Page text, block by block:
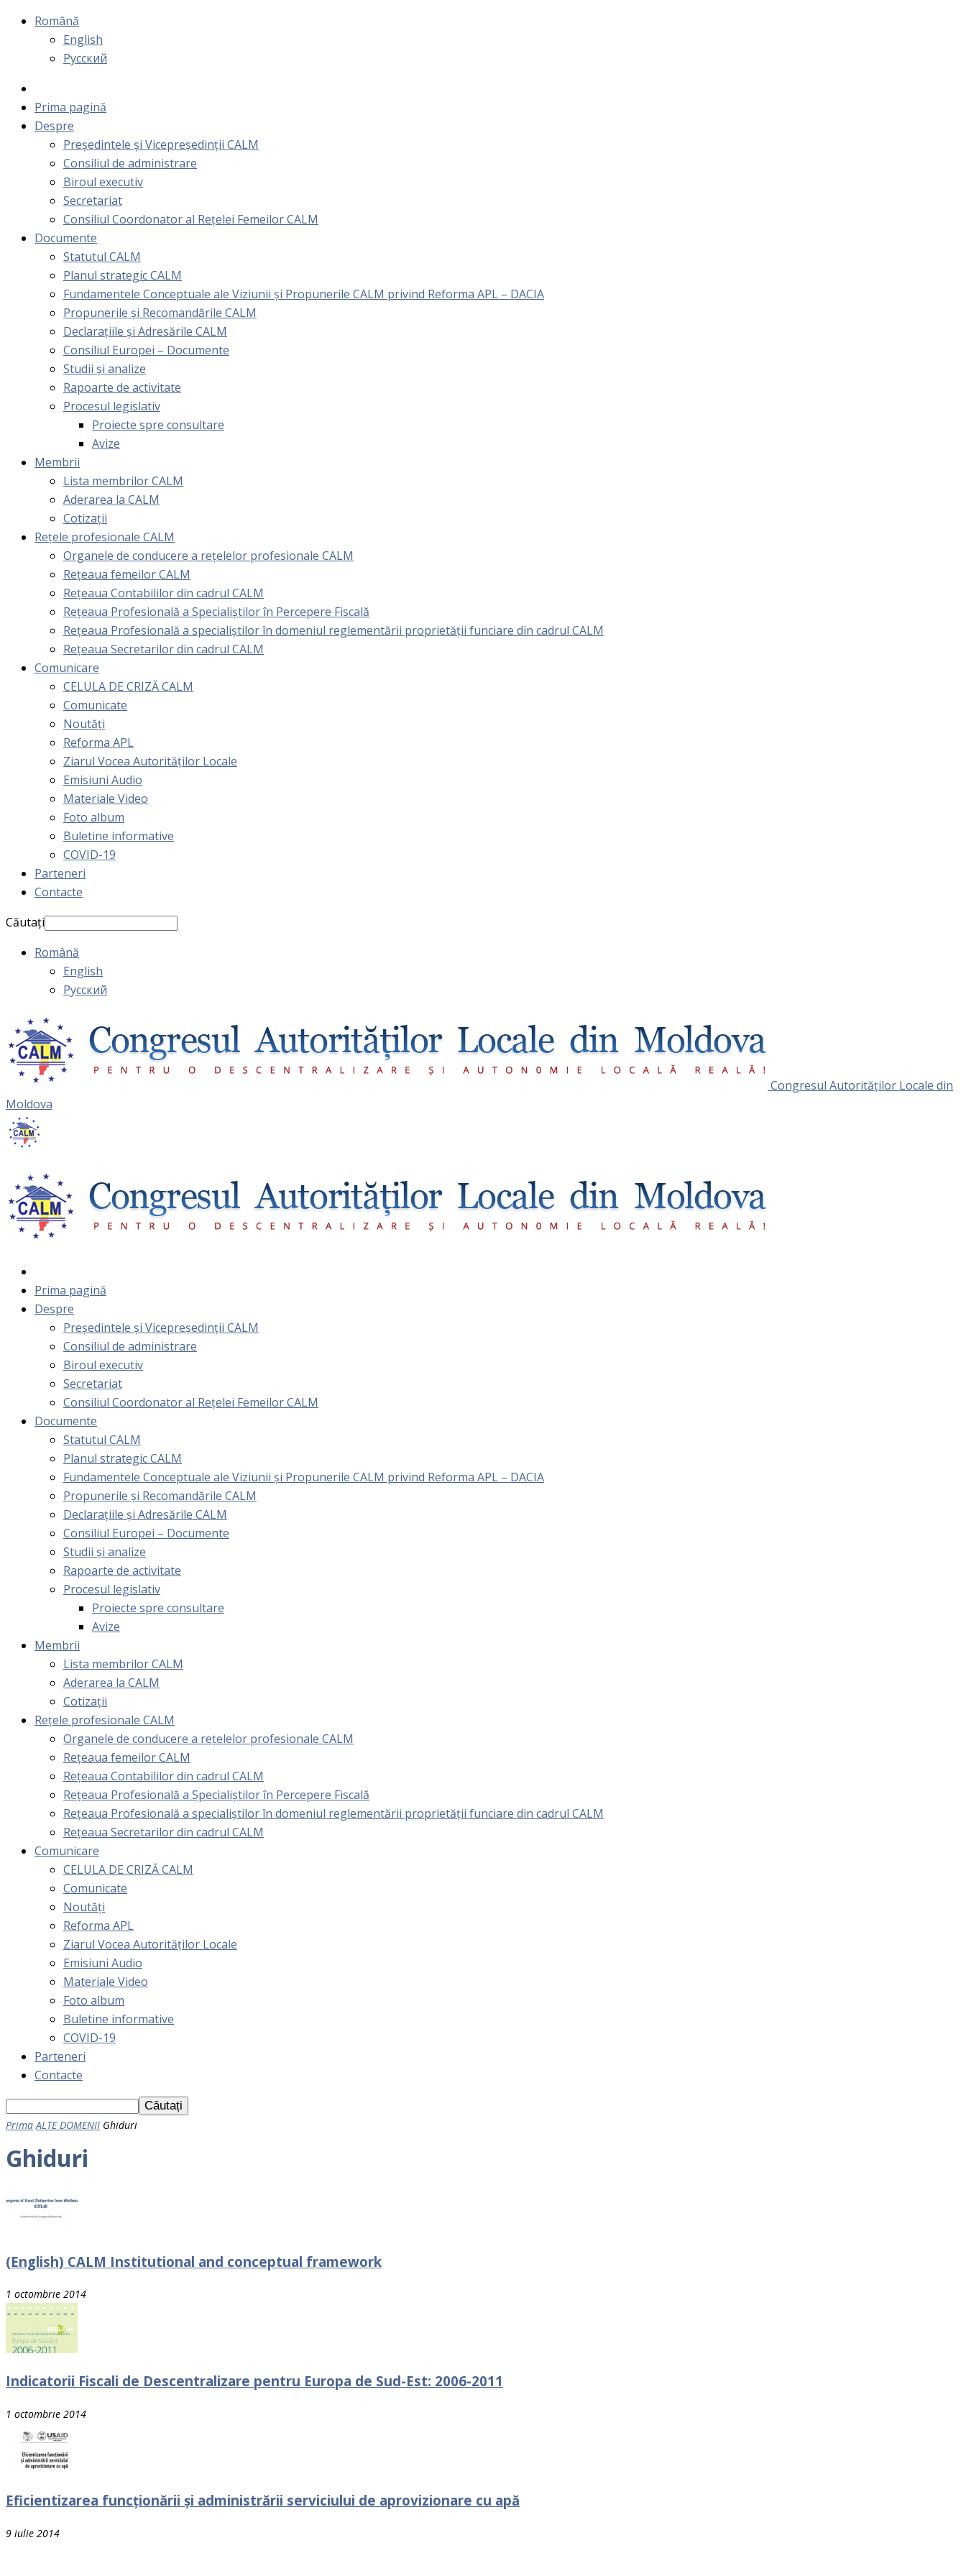
Română
English
Русский
Prima pagină
Despre
Președintele și Vicepreședinții CALM
Consiliul de administrare
Biroul executiv
Secretariat
Consiliul Coordonator al Rețelei Femeilor CALM
Documente
Statutul CALM
Planul strategic CALM
Fundamentele Conceptuale ale Viziunii și Propunerile CALM privind Reforma APL – DACIA
Propunerile și Recomandările CALM
Declarațiile și Adresările CALM
Consiliul Europei – Documente
Studii și analize
Rapoarte de activitate
Procesul legislativ
Proiecte spre consultare
Avize
Membrii
Lista membrilor CALM
Aderarea la CALM
Cotizaţii
Rețele profesionale CALM
Organele de conducere a rețelelor profesionale CALM
Rețeaua femeilor CALM
Rețeaua Contabililor din cadrul CALM
Rețeaua Profesională a Specialiștilor în Percepere Fiscală
Reţeaua Profesională a specialiştilor în domeniul reglementării proprietăţii funciare din cadrul CALM
Rețeaua Secretarilor din cadrul CALM
Comunicare
CELULA DE CRIZĂ CALM
Comunicate
Noutăți
Reforma APL
Ziarul Vocea Autorităților Locale
Emisiuni Audio
Materiale Video
Foto album
Buletine informative
COVID-19
Parteneri
Contacte
Căutați
Română
English
Русский
Congresul Autorităţilor Locale din
Moldova
Prima pagină
Despre
Președintele și Vicepreședinții CALM
Consiliul de administrare
Biroul executiv
Secretariat
Consiliul Coordonator al Rețelei Femeilor CALM
Documente
Statutul CALM
Planul strategic CALM
Fundamentele Conceptuale ale Viziunii și Propunerile CALM privind Reforma APL – DACIA
Propunerile și Recomandările CALM
Declarațiile și Adresările CALM
Consiliul Europei – Documente
Studii și analize
Rapoarte de activitate
Procesul legislativ
Proiecte spre consultare
Avize
Membrii
Lista membrilor CALM
Aderarea la CALM
Cotizaţii
Rețele profesionale CALM
Organele de conducere a rețelelor profesionale CALM
Rețeaua femeilor CALM
Rețeaua Contabililor din cadrul CALM
Rețeaua Profesională a Specialiștilor în Percepere Fiscală
Reţeaua Profesională a specialiştilor în domeniul reglementării proprietăţii funciare din cadrul CALM
Rețeaua Secretarilor din cadrul CALM
Comunicare
CELULA DE CRIZĂ CALM
Comunicate
Noutăți
Reforma APL
Ziarul Vocea Autorităților Locale
Emisiuni Audio
Materiale Video
Foto album
Buletine informative
COVID-19
Parteneri
Contacte
Prima ALTE DOMENII Ghiduri
Ghiduri
(English) CALM Institutional and conceptual framework
1 octombrie 2014
Indicatorii Fiscali de Descentralizare pentru Europa de Sud-Est: 2006-2011
1 octombrie 2014
Eficientizarea funcţionării și administrării serviciului de aprovizionare cu apă
9 iulie 2014